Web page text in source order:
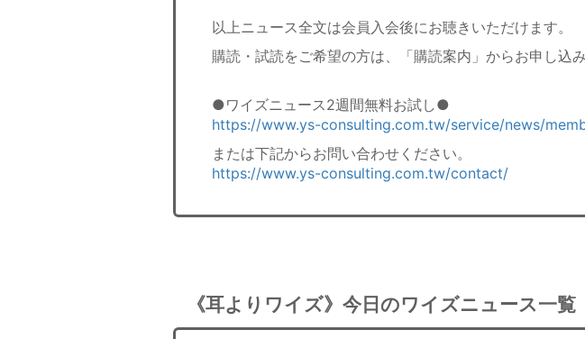
以上ニュース全文は会員入会後にお聴きいただけます。
購読・試読をご希望の方は、「購読案内」からお申し込み
●ワイズニュース2週間無料お試し●
https://www.ys-consulting.com.tw/service/news/
または下記からお問い合わせください。
https://www.ys-consulting.com.tw/contact/
《耳よりワイズ》今日のワイズニュース一覧